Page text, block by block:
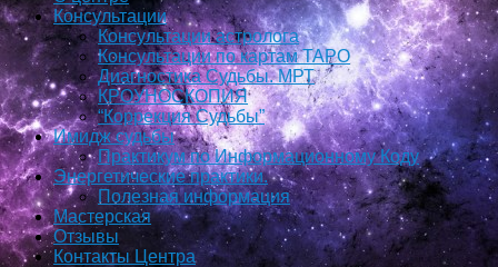
Консультации
Консультации астролога
Консультации по картам ТАРО
Диагностика Судьбы. МРТ
КРОУНОСКОПИЯ
“Коррекция Судьбы”
Имидж судьбы
Практикум по Информационному Коду
Энергетические практики.
Полезная информация
Мастерская
Отзывы
Контакты Центра